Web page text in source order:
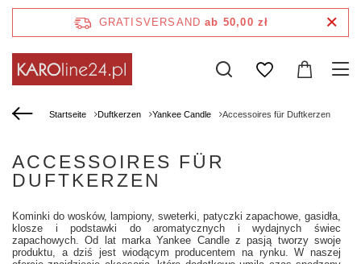
GRATISVERSAND ab 50,00 zł
Startseite Duftkerzen Yankee Candle Accessoires für Duftkerzen
ACCESSOIRES FÜR
DUFTKERZEN
Kominki do wosków, lampiony, sweterki, patyczki zapachowe, gasidła,
klosze i podstawki do aromatycznych i wydajnych świec
zapachowych. Od lat marka Yankee Candle z pasją tworzy swoje
produktu, a dziś jest wiodącym producentem na rynku. W naszej